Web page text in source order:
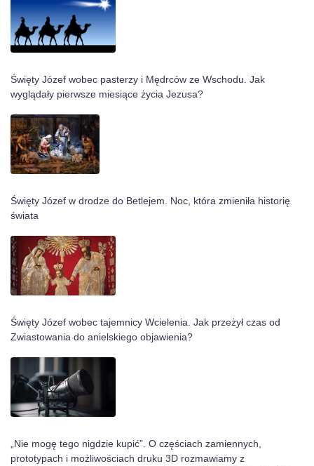
Święty Józef wobec pasterzy i Mędrców ze Wschodu. Jak
wyglądały pierwsze miesiące życia Jezusa?
Święty Józef w drodze do Betlejem. Noc, która zmieniła historię
świata
Święty Józef wobec tajemnicy Wcielenia. Jak przeżył czas od
Zwiastowania do anielskiego objawienia?
„Nie mogę tego nigdzie kupić”. O częściach zamiennych,
prototypach i możliwościach druku 3D rozmawiamy z